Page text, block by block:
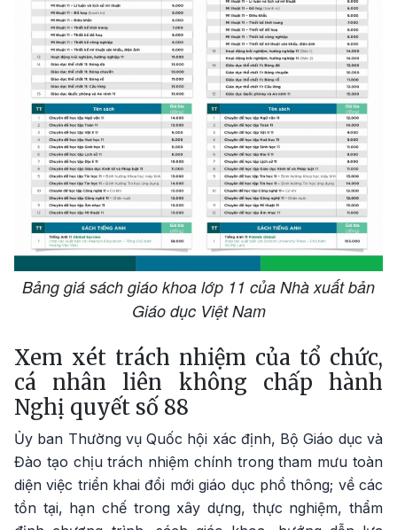
Bảng giá sách giáo khoa lớp 11 của Nhà xuất bản
Giáo dục Việt Nam
Xem xét trách nhiệm của tổ chức,
cá nhân liên không chấp hành
Nghị quyết số 88
Ủy ban Thường vụ Quốc hội xác định, Bộ Giáo dục và
Đào tạo chịu trách nhiệm chính trong tham mưu toàn
diện việc triển khai đổi mới giáo dục phổ thông; về các
tồn tại, hạn chế trong xây dựng, thực nghiệm, thẩm